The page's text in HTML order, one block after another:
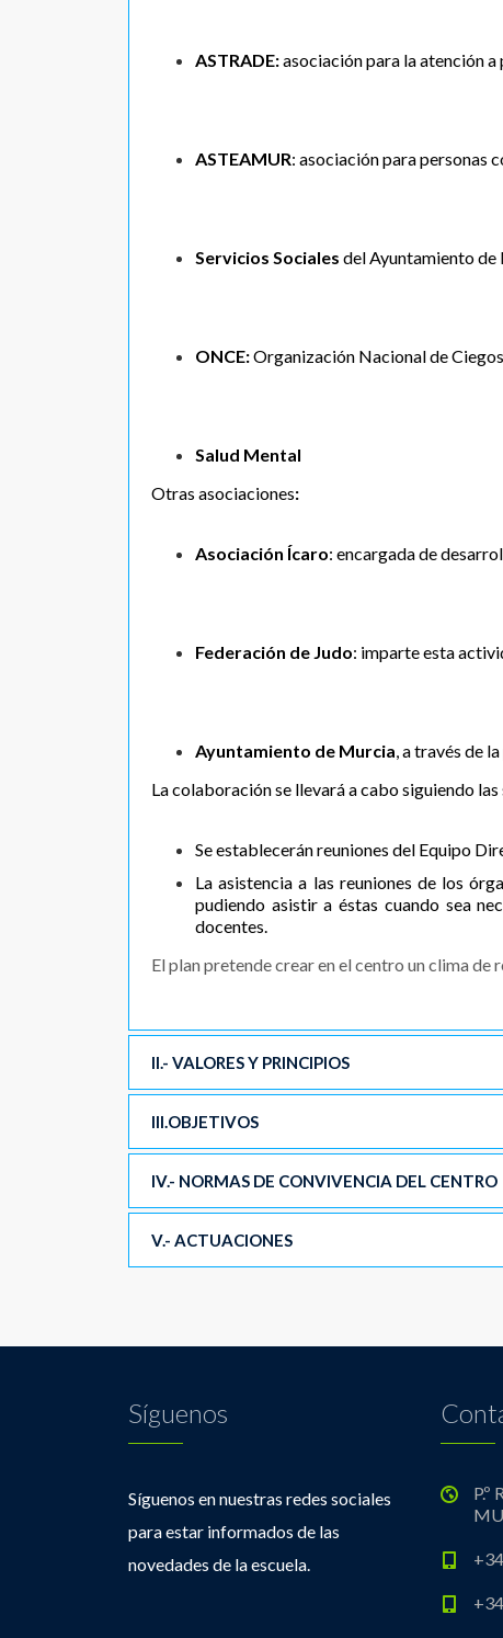
ASTRADE:asociación para la atención
ASTEAMUR: asociación para personas
Servicios Sociales del Ayuntamiento de
ONCE:Organización Nacional de
Salud Mental
Otras asociaciones:
Asociación Ícaro: encargada de
Federación de Judo: imparte esta
Ayuntamiento de Murcia, a través de
La colaboración se llevará a cabo siguiendo
Se establecerán reuniones del Equipo
La asistencia a las reuniones de los
pudiendo asistir a éstas cuando sea
docentes.
El plan pretende crear en el centro un clima
II.- VALORES Y PRINCIPIOS
III.OBJETIVOS
IV.- NORMAS DE CONVIVENCIA DEL CENTRO
V.- ACTUACIONES
Síguenos
Síguenos en nuestras redes sociales
para estar informados de las
novedades de la escuela.
P.º